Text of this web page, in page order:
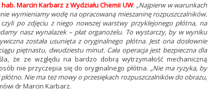
Marcin Karbarz z Wydziału Chemii UW: „Najpierw w warunkach
wymieniamy wodę na opracowaną mieszaninę rozpuszczalników.
po zdjęciu z niego nowszej warstwy przyklejonego płótna, na
nasz wynalazek – płat organożelu. To wystarczy, by w wyniku
została usunięta z oryginalnego płótna. Jest ona dosłownie
piętnastu, dwudziestu minut. Cała operacja jest bezpieczna dla
że ze względu na bardzo dobrą wytrzymałość mechaniczną
nie przyczepia się do oryginalnego płótna. „Nie ma ryzyka, by
Nie ma też mowy o przesiękach rozpuszczalników do obrazu,
dr Marcin Karbarz.